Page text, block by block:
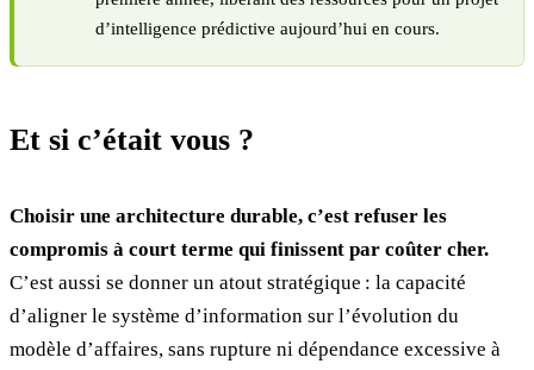
d’intelligence prédictive aujourd’hui en cours.
Et si c’était vous ?
Choisir une architecture durable, c’est refuser les
compromis à court terme qui finissent par coûter cher.
C’est aussi se donner un atout stratégique : la capacité
d’aligner le système d’information sur l’évolution du
modèle d’affaires, sans rupture ni dépendance excessive à